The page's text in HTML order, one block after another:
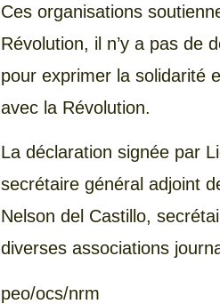
Ces organisations
Révolution, il n’y a pas de
pour exprimer la solidarité
avec la Révolution.
La déclaration signée par
secrétaire général adjoint
Nelson del Castillo,
diverses associations
peo/ocs/nrm